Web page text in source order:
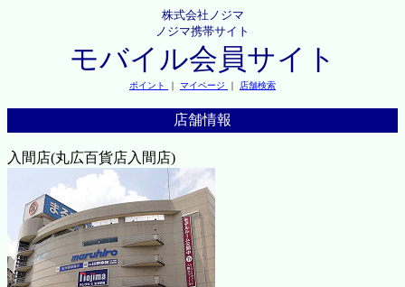
株式会社ノジマ
ノジマ携帯サイト
モバイル会員サイト
ポイント ｜ マイページ ｜ 店舗検索
店舗情報
入間店(丸広百貨店入間店)